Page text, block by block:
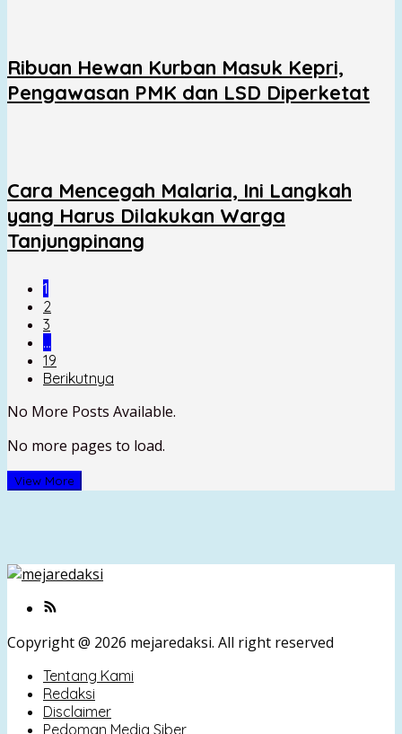
Ribuan Hewan Kurban Masuk Kepri,
Pengawasan PMK dan LSD Diperketat
Cara Mencegah Malaria, Ini Langkah
yang Harus Dilakukan Warga
Tanjungpinang
1
2
3
…
19
Berikutnya
No More Posts Available.
No more pages to load.
View More
Copyright @ 2026 mejaredaksi. All right reserved
Tentang Kami
Redaksi
Disclaimer
Pedoman Media Siber